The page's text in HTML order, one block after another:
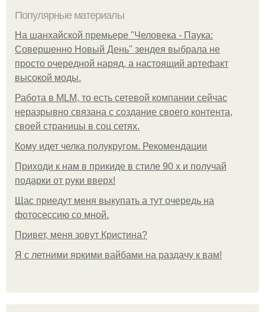
Популярные материалы
На шанхайской премьере "Человека - Паука:
Совершенно Новый День" зендея выбрала не
просто очередной наряд, а настоящий артефакт
высокой моды.
Работа в MLM, то есть сетевой компании сейчас
неразрывно связана с создание своего контента,
своей страницы в соц сетях.
Кому идет челка полукругом. Рекомендации
Приходи к нам в прикиде в стиле 90 х и получай
подарки от руки вверх!
Щас приедут меня выкупать а тут очередь на
фотосессию со мной.
Привет, меня зовут Кристина?
Я с летними яркими вайбами на раздачу к вам!